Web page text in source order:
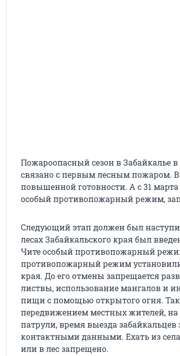
Пожароопасный сезон в Забайкалье в
связано с первым лесным пожаром.
повышенной готовности. А с 31 марта
особый противопожарный режим,
Следующий этап должен был
лесах Забайкальского края был
Чите особый противопожарный
противопожарный режим установили
края. До его отмены запрещается
листвы, использование мангалов и
пищи с помощью открытого огня.
передвижением местных жителей,
патрули, время выезда
контактными данными. Ехать из
или в лес запрещено.